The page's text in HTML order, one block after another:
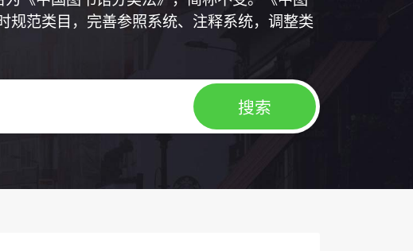
规范类目，完善参照系统、注释系统，调整类